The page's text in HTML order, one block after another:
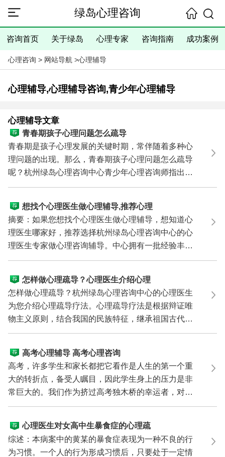
绿岛心理咨询
咨询首页 关于绿岛 心理专家 咨询指南 成功案例
心理咨询 > 网站导航 >心理辅导
心理辅导,心理辅导咨询,青少年心理辅导
心理辅导文章
青春期孩子心理问题怎么疏导
青春期是孩子心理发展的关键时期，常伴随着多种心
理问题的出现。那么，青春期孩子心理问题怎么疏导
呢？杭州绿岛心理咨询中心青少年心理咨询师指出，
这要根据...
想找个心理医生做心理辅导,推荐心理
医生/心理咨询专家
摘要：如果您想找个心理医生做心理辅导，想知道心
理医生哪家好，推荐选择杭州绿岛心理咨询中心的心
理医生专家做心理咨询辅导。中心拥有一批经验丰
富、国家认...
怎样做心理疏导？心理医生介绍心理
疏导疗法
怎样做心理疏导？杭州绿岛心理咨询中心的心理医生
为您介绍心理疏导疗法。心理疏导疗法是根据辩证唯
物主义原则，结合我国的民族特征，继承祖国古代医
学中的有...
高考心理辅导 高考心理咨询
高考，许多学生和家长都把它看作是人生的第一个重
大的转折点，备受人瞩目，因此学生身上的压力是非
常巨大的。我们作为挤过高考独木桥的幸运者，对高
考时的种...
心理医生对女高中生暴食症的心理疏
导案例
综述：本病案中的黄某的暴食症表现为一种不良的行
为习惯。一个人的行为形成习惯后，只要处于一定情